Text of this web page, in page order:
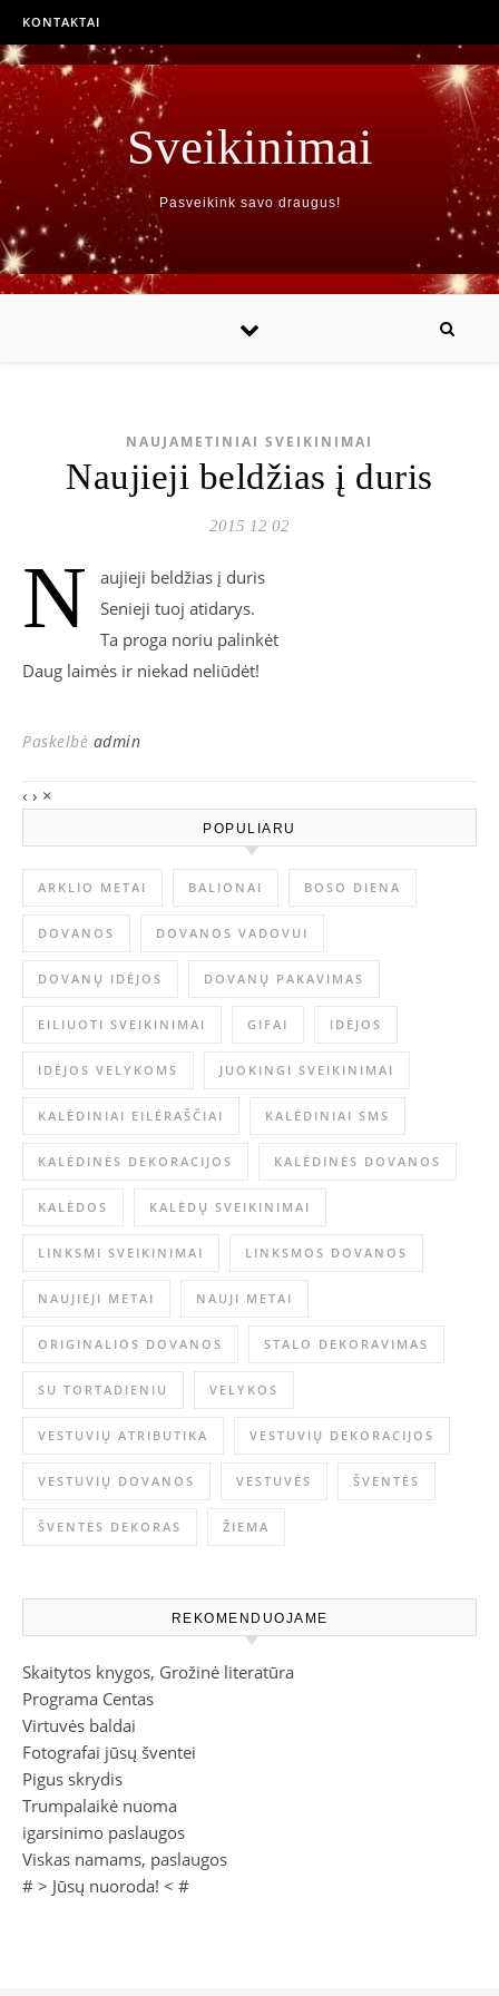
KONTAKTAI
Sveikinimai
Pasveikink savo draugus!
NAUJAMETINIAI SVEIKINIMAI
Naujieji beldžias į duris
2015 12 02
N
aujieji beldžias į duris
Senieji tuoj atidarys.
Ta proga noriu palinkėt
Daug laimės ir niekad neliūdėt!
Paskelbė admin
‹ › ×
POPULIARU
ARKLIO METAI BALIONAI BOSO DIENA
DOVANOS DOVANOS VADOVUI
DOVANŲ IDĖJOS DOVANŲ PAKAVIMAS
EILIUOTI SVEIKINIMAI GIFAI IDĖJOS
IDĖJOS VELYKOMS JUOKINGI SVEIKINIMAI
KALĖDINIAI EILĖRAŠČIAI KALĖDINIAI SMS
KALĖDINĖS DEKORACIJOS KALĖDINĖS DOVANOS
KALĖDOS KALĖDŲ SVEIKINIMAI
LINKSMI SVEIKINIMAI LINKSMOS DOVANOS
NAUJIEJI METAI NAUJI METAI
ORIGINALIOS DOVANOS STALO DEKORAVIMAS
SU TORTADIENIU VELYKOS
VESTUVIŲ ATRIBUTIKA VESTUVIŲ DEKORACIJOS
VESTUVIŲ DOVANOS VESTUVĖS ŠVENTĖS
ŠVENTĖS DEKORAS ŽIEMA
REKOMENDUOJAME
Skaitytos knygos, Grožinė literatūra
Programa Centas
Virtuvės baldai
Fotografai jūsų šventei
Pigus skrydis
Trumpalaikė nuoma
igarsinimo paslaugos
Viskas namams, paslaugos
# > Jūsų nuoroda! < #